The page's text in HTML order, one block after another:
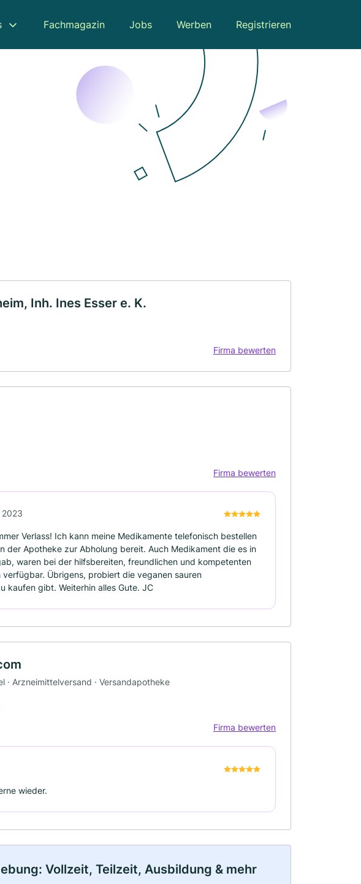
Fachmagazin Jobs Werben Registrieren
Inh. Ines Esser e. K.
Firma bewerten
Firma bewerten
2023
Verlass! Ich kann meine Medikamente telefonisch bestellen
der Apotheke zur Abholung bereit. Auch Medikament die es in
waren bei der hilfsbereiten, freundlichen und kompetenten
verfügbar. Übrigens, probiert die veganen sauren
kaufen gibt. Weiterhin alles Gute. JC
· Arzneimittelversand · Versandapotheke
Firma bewerten
wieder.
Vollzeit, Teilzeit, Ausbildung & mehr